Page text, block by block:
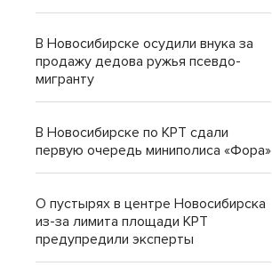
В Новосибирске осудили внука за
продажу дедова ружья псевдо-
мигранту
В Новосибирске по КРТ сдали
первую очередь миниполиса «Фора»
О пустырях в центре Новосибирска
из-за лимита площади КРТ
предупредили эксперты